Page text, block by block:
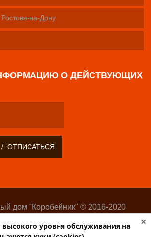
на-Дону
О ДЕЙСТВУЮЩИХ
дом "Коробейник" © 2016-2020
изделий
×
высокого уровня обслуживания на